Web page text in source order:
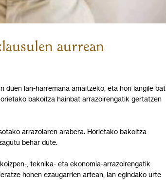
aurrean
duen lan-harremana amaitzeko, eta hori langile bat
bakoitza hainbat arrazoirengatik gertatzen
arrazoiaren arabera. Horietako bakoitza
behar dute.
, teknika- eta ekonomia-arrazoirengatik
honen ezaugarrien artean, lan egindako urte